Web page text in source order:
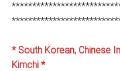
* South Korean, Chinese
Kimchi *